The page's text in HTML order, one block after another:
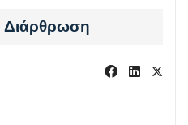
Διάρθρωση